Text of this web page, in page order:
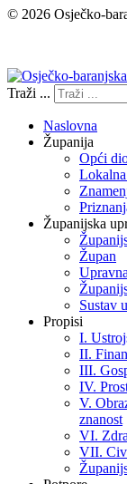
© 2026 Osječko-
Traži ...
Naslovna
Županija
Opći
Županijska
Župan
Sustav
Propisi
I.
II.
III.
IV.
V.
znanost
VI.
VII.